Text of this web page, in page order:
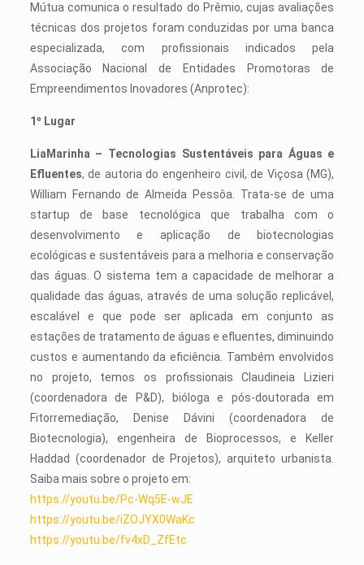
Mútua comunica o resultado do Prêmio, cujas avaliações
técnicas dos projetos foram conduzidas por uma banca
especializada, com profissionais indicados pela
Associação Nacional de Entidades Promotoras de
Empreendimentos Inovadores (Anprotec):
1º Lugar
LiaMarinha – Tecnologias Sustentáveis para Águas e
Efluentes, de autoria do engenheiro civil, de Viçosa (MG),
William Fernando de Almeida Pessôa. Trata-se de uma
startup de base tecnológica que trabalha com o
desenvolvimento e aplicação de biotecnologias
ecológicas e sustentáveis para a melhoria e conservação
das águas. O sistema tem a capacidade de melhorar a
qualidade das águas, através de uma solução replicável,
escalável e que pode ser aplicada em conjunto as
estações de tratamento de águas e efluentes, diminuindo
custos e aumentando da eficiência. Também envolvidos
no projeto, temos os profissionais Claudineia Lizieri
(coordenadora de P&D), bióloga e pós-doutorada em
Fitorremediação, Denise Dávini (coordenadora de
Biotecnologia), engenheira de Bioprocessos, e Keller
Haddad (coordenador de Projetos), arquiteto urbanista.
Saiba mais sobre o projeto em:
https://youtu.be/Pc-Wq5E-wJE
https://youtu.be/iZOJYX0WaKc
https://youtu.be/fv4xD_ZfEtc